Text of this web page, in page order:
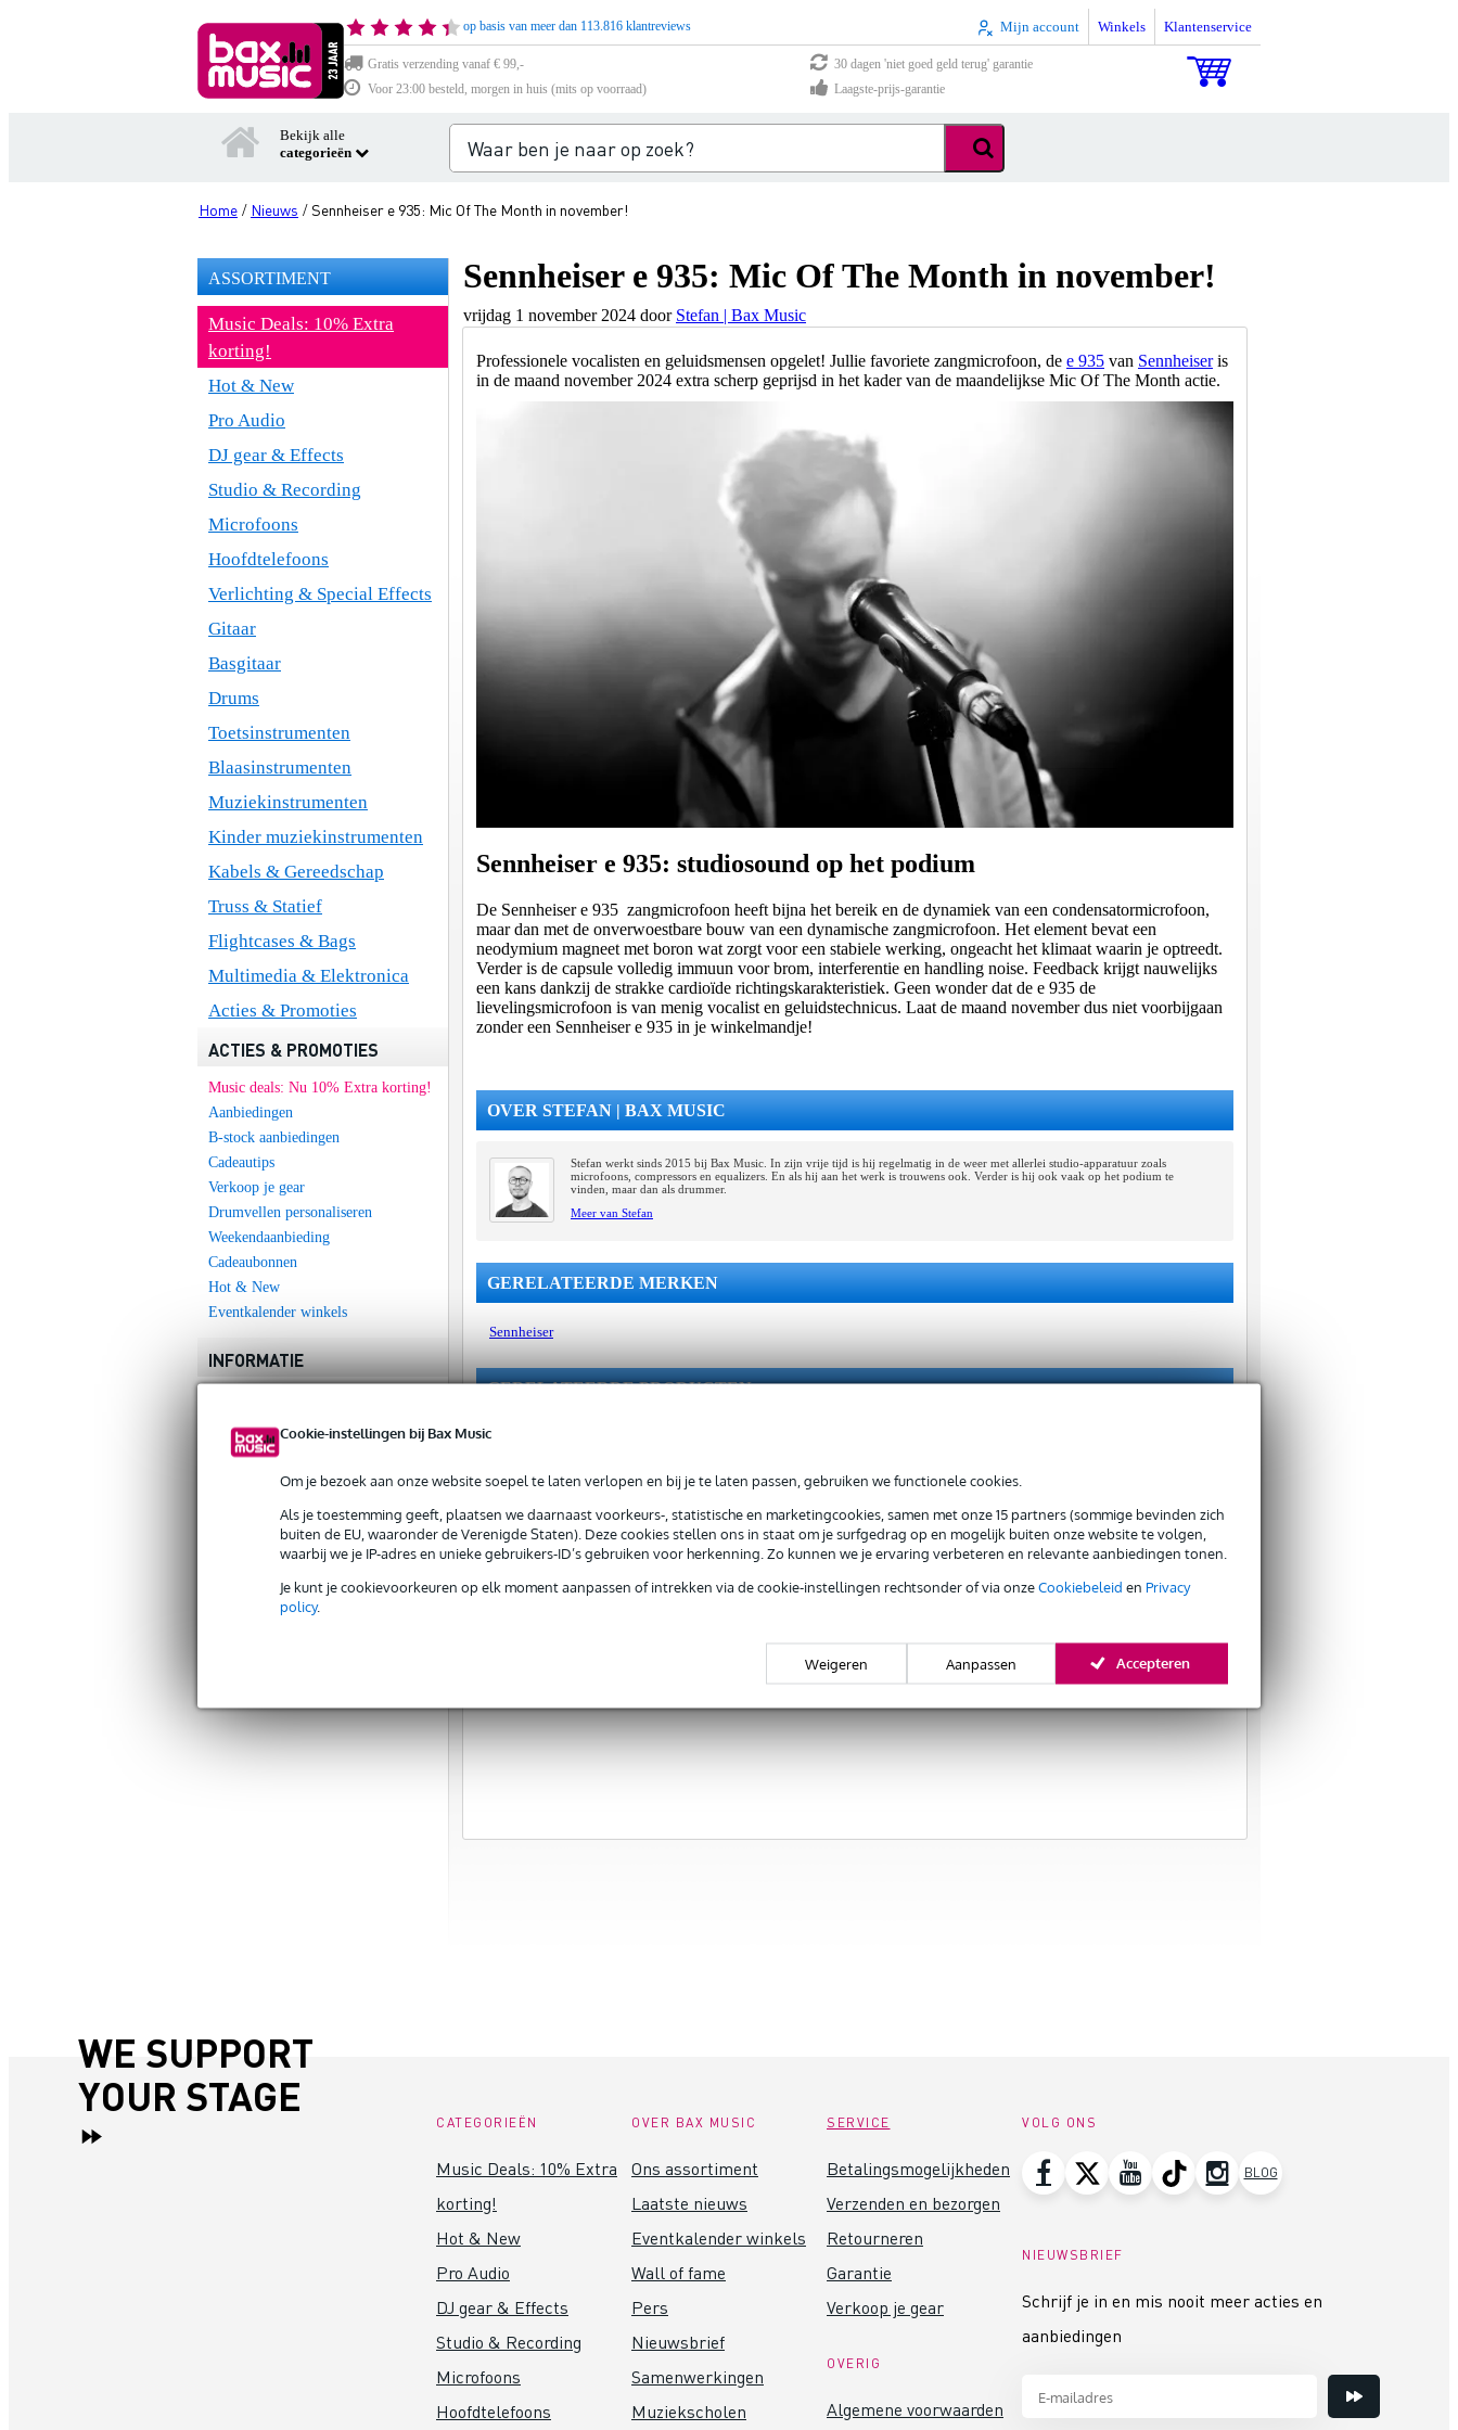
Cookie-instellingen bij Bax Music
Om je bezoek aan onze website soepel te laten verlopen en bij je te laten passen, gebruiken we functionele cookies.
Als je toestemming geeft, plaatsen we daarnaast voorkeurs-, statistische en marketingcookies, samen met onze 15 partners (sommige bevinden zich
buiten de EU, waaronder de Verenigde Staten). Deze cookies stellen ons in staat om je surfgedrag op en mogelijk buiten onze website te volgen,
waarbij we je IP-adres en unieke gebruikers-ID’s gebruiken voor herkenning. Zo kunnen we je ervaring verbeteren en relevante aanbiedingen tonen.
Je kunt je cookievoorkeuren op elk moment aanpassen of intrekken via de cookie-instellingen rechtsonder of via onzeCookiebeleid en Privacy
policy.
Weigeren Aanpassen Accepteren
op basis van meer dan 113.816 klantreviews Mijn account Winkels Klantenservice
Gratis verzending vanaf € 99,-
30 dagen 'niet goed geld terug' garantie
Voor 23:00 besteld, morgen in huis (mits op voorraad)
Laagste-prijs-garantie
Bekijk alle
categorieën
Home / Nieuws /Sennheiser e 935: Mic Of The Month in november!
ASSORTIMENT
Music Deals: 10% Extra
korting!
Hot & New
Pro Audio
DJ gear & Effects
Studio & Recording
Microfoons
Hoofdtelefoons
Verlichting & Special Effects
Gitaar
Basgitaar
Drums
Toetsinstrumenten
Blaasinstrumenten
Muziekinstrumenten
Kinder muziekinstrumenten
Kabels & Gereedschap
Truss & Statief
Flightcases & Bags
Multimedia & Elektronica
Acties & Promoties
ACTIES & PROMOTIES
Music deals: Nu 10% Extra korting!
Aanbiedingen
B-stock aanbiedingen
Cadeautips
Verkoop je gear
Drumvellen personaliseren
Weekendaanbieding
Cadeaubonnen
Hot & New
Eventkalender winkels
INFORMATIE
Muziekwinkels
Klantenservice
Zekerheidspakket
Sennheiser e 935: Mic Of The Month in november!
vrijdag 1 november 2024 door Stefan | Bax Music
Professionele vocalisten en geluidsmensen opgelet! Jullie favoriete zangmicrofoon, de e 935 van Sennheiseris
in de maand november 2024 extra scherp geprijsd in het kader van de maandelijkse Mic Of The Month actie.
Sennheiser e 935: studiosound op het podium
De Sennheiser e 935 zangmicrofoon heeft bijna het bereik en de dynamiek van een condensatormicrofoon,
maar dan met de onverwoestbare bouw van een dynamische zangmicrofoon. Het element bevat een
neodymium magneet met boron wat zorgt voor een stabiele werking, ongeacht het klimaat waarin je optreedt.
Verder is de capsule volledig immuun voor brom, interferentie en handling noise. Feedback krijgt nauwelijks
een kans dankzij de strakke cardioïde richtingskarakteristiek. Geen wonder dat de e 935 de
lievelingsmicrofoon is van menig vocalist en geluidstechnicus. Laat de maand november dus niet voorbijgaan
zonder een Sennheiser e 935 in je winkelmandje!
OVER STEFAN | BAX MUSIC
Stefan werkt sinds 2015 bij Bax Music. In zijn vrije tijd is hij regelmatig in de weer met allerlei studio-apparatuur zoals
microfoons, compressors en equalizers. En als hij aan het werk is trouwens ook. Verder is hij ook vaak op het podium te
vinden, maar dan als drummer.
Meer van Stefan
GERELATEERDE MERKEN
Sennheiser
GERELATEERDE PRODUCTEN
Sennheiser E
935 dynamische
zangmicrofoon
WE SUPPORT
YOUR STAGE
CATEGORIEËN
Music Deals: 10% Extra
korting!
Hot & New
Pro Audio
DJ gear & Effects
Studio & Recording
Microfoons
Hoofdtelefoons
OVER BAX MUSIC
Ons assortiment
Laatste nieuws
Eventkalender winkels
Wall of fame
Pers
Nieuwsbrief
Samenwerkingen
Muziekscholen
SERVICE
Betalingsmogelijkheden
Verzenden en bezorgen
Retourneren
Garantie
Verkoop je gear
OVERIG
Algemene voorwaarden
VOLG ONS
BLOG
NIEUWSBRIEF
Schrijf je in en mis nooit meer acties en
aanbiedingen